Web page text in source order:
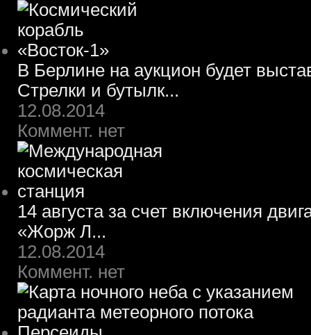
В Берлине на аукцион будет
Стрелки и бутылк...
12.08.2014
Коммент. нет
14 августа за счет включения
«Жорж Л...
12.08.2014
Коммент. нет